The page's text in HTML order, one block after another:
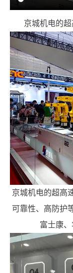
京城机电的
京城机电的超高
可靠性、高防护
富士康、